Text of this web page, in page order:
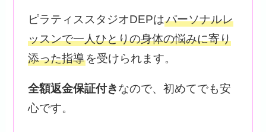
ピラティススタジオDEPはパーソナルレ
ッスンで一人ひとりの身体の悩みに寄り
添った指導を受けられます。
全額返金保証付きなので、初めてでも安
心です。